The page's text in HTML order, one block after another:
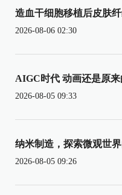
造血干细胞移植后皮肤
2026-08-06 02:30
AIGC时代 动画还是原
2026-08-05 09:33
纳米制造，探索微观世
2026-08-05 09:26